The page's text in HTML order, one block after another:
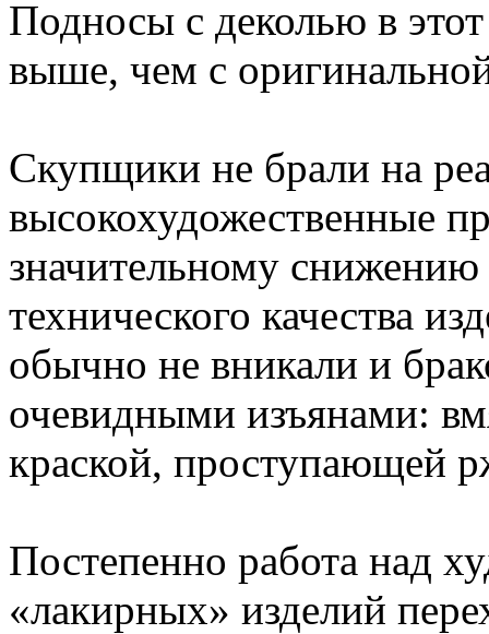
Подносы с деколью в
выше, чем с
Скупщики не брали на
высокохудожественные
значительному снижению
технического качества
обычно не вникали и
очевидными изъянами:
краской, проступающей
Постепенно работа над
«лакирных» изделий